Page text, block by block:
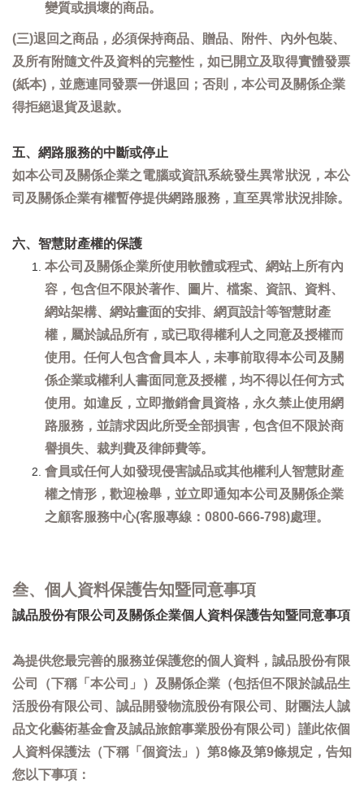
變質或損壞的商品。
(三)退回之商品，必須保持商品、贈品、附件、內外包裝、
及所有附隨文件及資料的完整性，如已開立及取得實體發票
(紙本)，並應連同發票一併退回；否則，本公司及關係企業
得拒絕退貨及退款。
五、網路服務的中斷或停止
如本公司及關係企業之電腦或資訊系統發生異常狀況，本公
司及關係企業有權暫停提供網路服務，直至異常狀況排除。
六、智慧財產權的保護
本公司及關係企業所使用軟體或程式、網站上所有內
容，包含但不限於著作、圖片、檔案、資訊、資料、
網站架構、網站畫面的安排、網頁設計等智慧財產
權，屬於誠品所有，或已取得權利人之同意及授權而
使用。任何人包含會員本人，未事前取得本公司及關
係企業或權利人書面同意及授權，均不得以任何方式
使用。如違反，立即撤銷會員資格，永久禁止使用網
路服務，並請求因此所受全部損害，包含但不限於商
譽損失、裁判費及律師費等。
會員或任何人如發現侵害誠品或其他權利人智慧財產
權之情形，歡迎檢舉，並立即通知本公司及關係企業
之顧客服務中心(客服專線：0800-666-798)處理。
叁、個人資料保護告知暨同意事項
誠品股份有限公司及關係企業個人資料保護告知暨同意事項
為提供您最完善的服務並保護您的個人資料，誠品股份有限
公司（下稱「本公司」）及關係企業（包括但不限於誠品生
活股份有限公司、誠品開發物流股份有限公司、財團法人誠
品文化藝術基金會及誠品旅館事業股份有限公司）謹此依個
人資料保護法（下稱「個資法」）第8條及第9條規定，告知
您以下事項：